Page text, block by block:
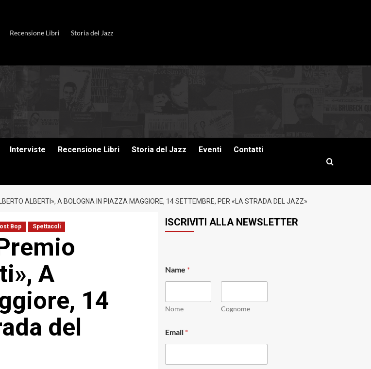
Recensione Libri Storia del Jazz
Interviste Recensione Libri Storia del Jazz Eventi Contatti
ALBERTI», A BOLOGNA IN PIAZZA MAGGIORE, 14 SETTEMBRE, PER «LA STRADA DEL JAZZ»
Bop Spettacoli
A
14
del
ISCRIVITI ALLA NEWSLETTER
Name *
Nome Cognome
a
m
*
Email *